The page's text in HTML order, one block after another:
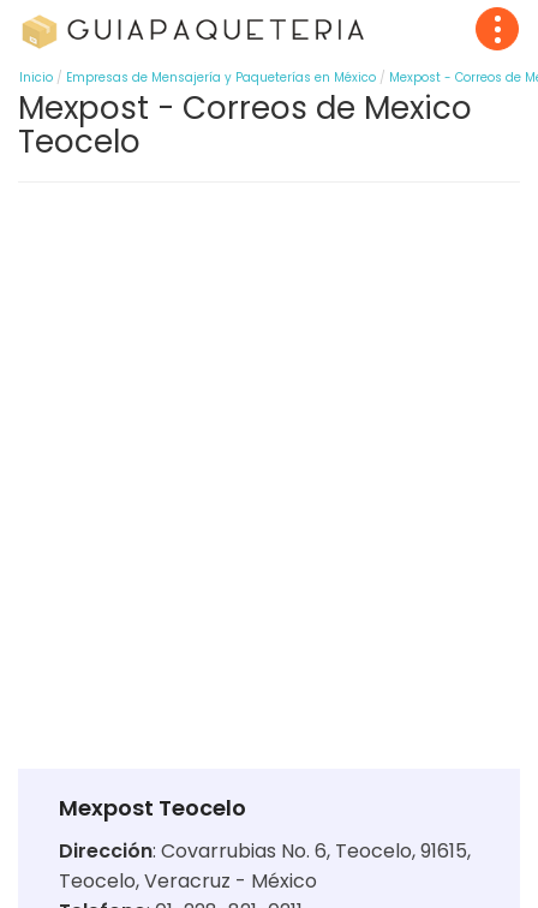
Inicio Empresas de Mensajería y Paqueterías en México Mexpost - Correos de
Mexpost - Correos de Mexico
Teocelo
Mexpost Teocelo
Dirección: Covarrubias No. 6, Teocelo, 91615,
Teocelo, Veracruz - México